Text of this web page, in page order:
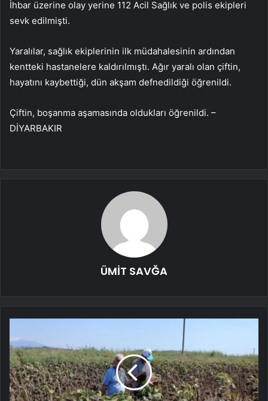
İhbar üzerine olay yerine 112 Acil Sağlık ve polis ekipleri
sevk edilmişti.
Yaralılar, sağlık ekiplerinin ilk müdahalesinin ardından
kentteki hastanelere kaldırılmıştı. Ağır yaralı olan çiftin,
hayatını kaybettiği, dün akşam defnedildiği öğrenildi.
Çiftin, boşanma aşamasında oldukları öğrenildi. –
DİYARBAKIR
ÜMİT SAVĞA